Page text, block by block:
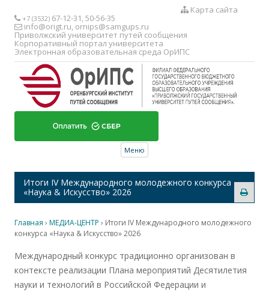
Карта сайта
+7 (3532) 67-12-31, 50-56-35
info@origt.ru, ornips@samgups.ru
Приволжский университет путей сообщения
Корпоративный портал университета
Электронная образовательная среда ОрИПС
Меню
Итоги IV Международного молодежного конкурса
«Наука & Искусство» 2026
Главная › МЕДИА-ЦЕНТР › Итоги IV Международного молодежного
конкурса «Наука & Искусство» 2026
Международный конкурс традиционно организован в
контексте реализации Плана мероприятий Десятилетия
науки и технологий в Российской Федерации и